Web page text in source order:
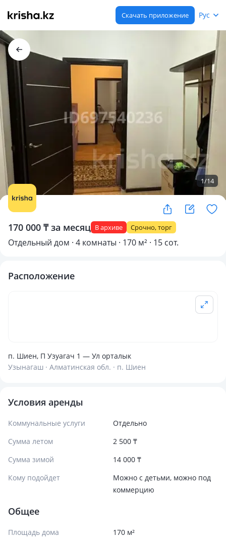
Скачать приложение Рус
1/14
170 000 ₸ за месяц В архиве Срочно, торг
Отдельный дом · 4 комнаты · 170 м² · 15 сот.
Расположение
п. Шиен, П Узуагач 1 — Ул орталык
Узынагаш · Алматинская обл. · п. Шиен
Условия аренды
Коммунальные услуги
Отдельно
Сумма летом
2 500 ₸
Сумма зимой
14 000 ₸
Кому подойдет
Можно с детьми, можно под
коммерцию
Общее
Площадь дома
170 м²